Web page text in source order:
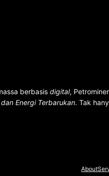
berbasis digital,
Energi Terbarukan. Tak
About